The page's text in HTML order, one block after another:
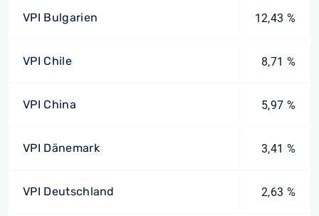
VPI Bulgarien 12,43 %
VPI Chile 8,71 %
VPI China 5,97 %
VPI Dänemark 3,41 %
VPI Deutschland 2,63 %